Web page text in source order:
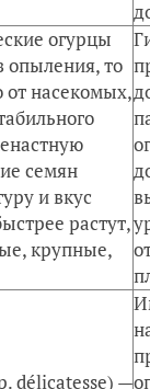
огурцы
опыления, то
от насекомых,
семян
и вкус
растут,
крупные,
délicatesse) —